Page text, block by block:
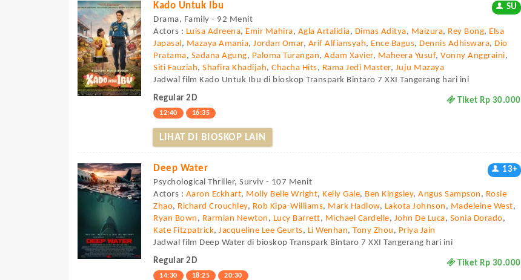
Kado Untuk Ibu
SU
Drama, Family - 92 Menit
Actors : Luisa Adreena, Emir Mahira, Agla Artalidia, Dimas Aditya, Maizura, Rey Bong, Elsa
Japasal, Mazaya Amania,Jordan Omar, Arif Alfiansyah, Ence Bagus, Dennis Adhiswara, Dio
Pratama, Sadana Agung, Paloma Turangan,Adam Xavier, Maheera Yusuf,Vonny Anggraini,
Siti Fauziah,Shafira Khadijah,Chacha Hits, Rama Jedi Master, Juju Mazaya
Jadwal film Kado Untuk Ibu di bioskop Transpark Bintaro 7 XXI Tangerang hari ini
Regular 2D
Tiket Rp 30.000
12:40 16:35
LIHAT DI BIOSKOP LAIN
Deep Water
13+
Psychological Thriller, Surviv - 107 Menit
Actors : Aaron Eckhart, Molly Belle Wright,Kelly Gale, Ben Kingsley,Angus Sampson , Rosie
Zhao, Richard Crouchley, Rob Kipa-Williams, Mark Hadlow, Lakota Johnson , Madeleine West,
Ryan Bown , Rarmian Newton , Lucy Barrett, Michael Cardelle, John De Luca, Sonia Dorado,
Kate Fitzpatrick,Jacqueline Lee Geurts, Li Wenhan,Tony Zhou , Priya Jain
Jadwal film Deep Water di bioskop Transpark Bintaro 7 XXI Tangerang hari ini
Regular 2D
Tiket Rp 30.000
14:30 18:25 20:30